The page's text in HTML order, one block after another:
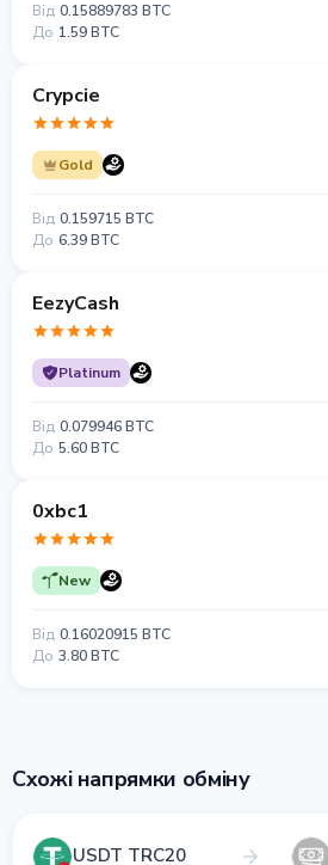
Від 0.15889783 BTC
До 1.59 BTC
Crypcie
Gold
Від 0.159715 BTC
До 6.39 BTC
EezyCash
Platinum
Від 0.079946 BTC
До 5.60 BTC
0xbc1
New
Від 0.16020915 BTC
До 3.80 BTC
Схожі напрямки обміну
USDT TRC20